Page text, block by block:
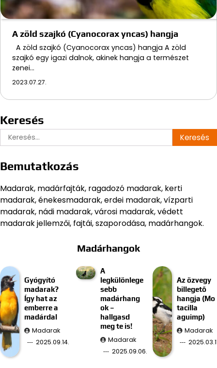
A zöld szajkó (Cyanocorax yncas) hangja
A zöld szajkó (Cyanocorax yncas) hangja A zöld
szajkó egy igazi dalnok, akinek hangja a természet
zenei…
2023.07.27.
Keresés
Keresés:
Bemutatkozás
Madarak, madárfajták, ragadozó madarak, kerti
madarak, énekesmadarak, erdei madarak, vízparti
madarak, nádi madarak, városi madarak, védett
madarak jellemzői, fajtái, szaporodása, madárhangok.
Madárhangok
Gyógyító
madarak?
Így hat az
emberre a
madárdal
Madarak
2025.09.14.
A
legkülönlege
sebb
madárhang
ok –
hallgasd
meg te is!
Madarak
2025.09.06.
Az özvegy
billegető
hangja (Mo
tacilla
aguimp)
Madarak